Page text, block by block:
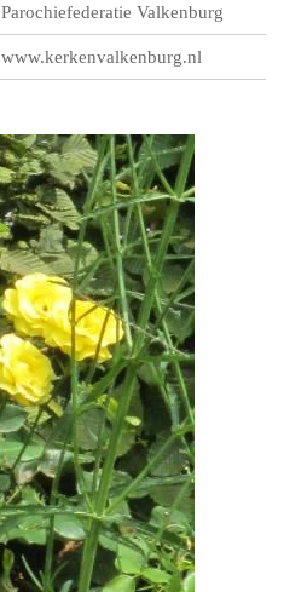
Parochiefederatie Valkenburg
www.kerkenvalkenburg.nl